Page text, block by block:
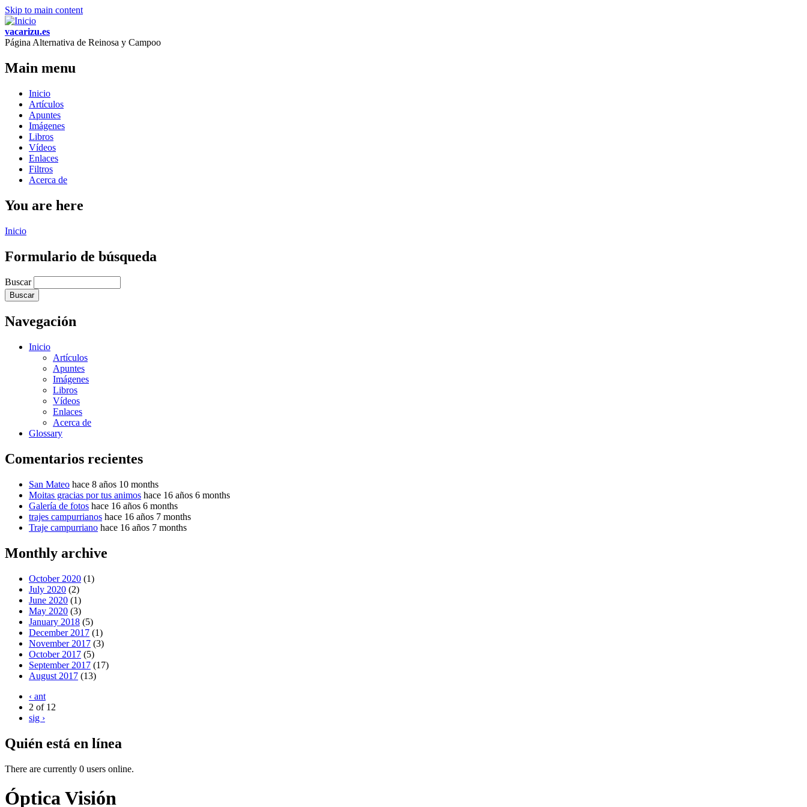
Skip to main content
vacarizu.es
Página Alternativa de Reinosa y Campoo
Main menu
Inicio
Artículos
Apuntes
Imágenes
Libros
Vídeos
Enlaces
Filtros
Acerca de
You are here
Inicio
Formulario de búsqueda
Buscar
Navegación
Inicio
Artículos
Apuntes
Imágenes
Libros
Vídeos
Enlaces
Acerca de
Glossary
Comentarios recientes
San Mateo hace 8 años 10 months
Moitas gracias por tus animos hace 16 años 6 months
Galería de fotos hace 16 años 6 months
trajes campurrianos hace 16 años 7 months
Traje campurriano hace 16 años 7 months
Monthly archive
October 2020 (1)
July 2020 (2)
June 2020 (1)
May 2020 (3)
January 2018 (5)
December 2017 (1)
November 2017 (3)
October 2017 (5)
September 2017 (17)
August 2017 (13)
‹ ant
2 of 12
sig ›
Quién está en línea
There are currently 0 users online.
Óptica Visión